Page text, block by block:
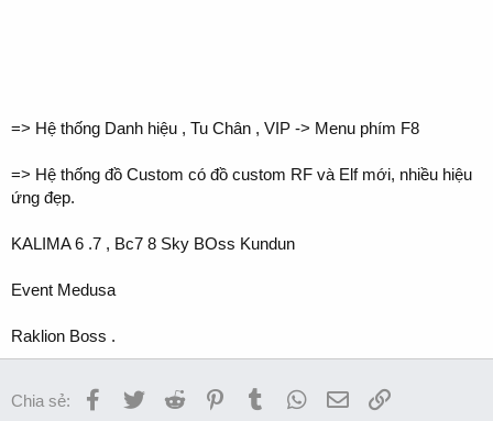
=> Hệ thống Danh hiệu , Tu Chân , VIP -> Menu phím F8
=> Hệ thống đồ Custom có đồ custom RF và Elf mới, nhiều hiệu
ứng đẹp.
KALIMA 6 .7 , Bc7 8 Sky BOss Kundun
Event Medusa
Raklion Boss .
Chia sẻ: Facebook
TwitterReddit PinterestTumblrWhatsApp
EmailLink